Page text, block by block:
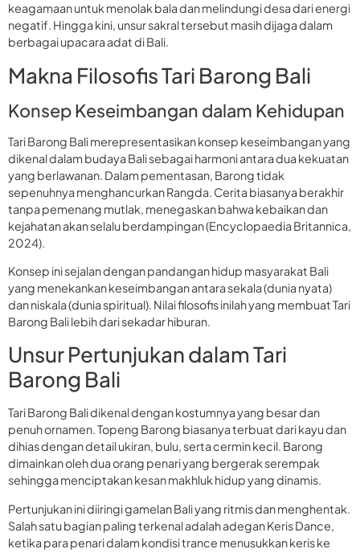
keagamaan untuk menolak bala dan melindungi desa dari energi
negatif. Hingga kini, unsur sakral tersebut masih dijaga dalam
berbagai upacara adat di Bali.
Makna Filosofis Tari Barong Bali
Konsep Keseimbangan dalam Kehidupan
Tari Barong Bali merepresentasikan konsep keseimbangan yang
dikenal dalam budaya Bali sebagai harmoni antara dua kekuatan
yang berlawanan. Dalam pementasan, Barong tidak
sepenuhnya menghancurkan Rangda. Cerita biasanya berakhir
tanpa pemenang mutlak, menegaskan bahwa kebaikan dan
kejahatan akan selalu berdampingan (Encyclopaedia Britannica,
2024).
Konsep ini sejalan dengan pandangan hidup masyarakat Bali
yang menekankan keseimbangan antara sekala (dunia nyata)
dan niskala (dunia spiritual). Nilai filosofis inilah yang membuat Tari
Barong Bali lebih dari sekadar hiburan.
Unsur Pertunjukan dalam Tari
Barong Bali
Tari Barong Bali dikenal dengan kostumnya yang besar dan
penuh ornamen. Topeng Barong biasanya terbuat dari kayu dan
dihias dengan detail ukiran, bulu, serta cermin kecil. Barong
dimainkan oleh dua orang penari yang bergerak serempak
sehingga menciptakan kesan makhluk hidup yang dinamis.
Pertunjukan ini diiringi gamelan Bali yang ritmis dan menghentak.
Salah satu bagian paling terkenal adalah adegan Keris Dance,
ketika para penari dalam kondisi trance menusukkan keris ke